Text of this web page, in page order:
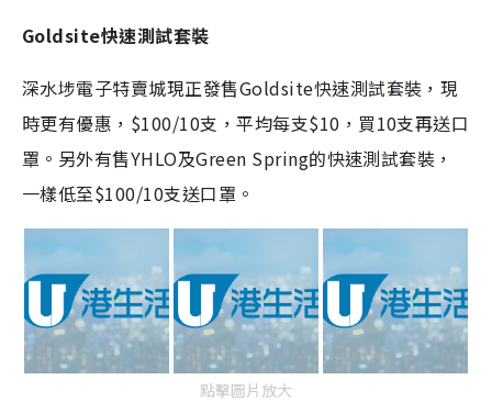
Goldsite快速測試套裝
深水埗電子特賣城現正發售Goldsite快速測試套裝，現
時更有優惠，$100/10支，平均每支$10，買10支再送口
罩。另外有售YHLO及Green Spring的快速測試套裝，
一樣低至$100/10支送口罩。
點擊圖片放大